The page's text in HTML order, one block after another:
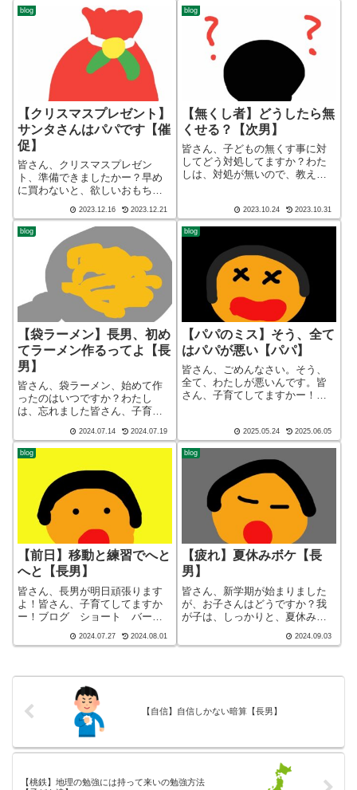
blog
【クリスマスプレゼント】
サンタさんはパパです【催
促】
皆さん、クリスマスプレゼン
ト、準備できましたかー？早め
に買わないと、欲しいおもちゃ
らに、このご時世、転売ヤーの
餌食になりかねません皆さん、
子育てしてますかー！ブログ
ショート バージョン（blog
short v...
2023.12.16 2023.12.21
blog
【無くし者】どうしたら無
くせる？【次男】
皆さん、子どもの無くす事に対
してどう対処してますか？わた
しは、対処が無いので、教えて
ト バージョン（blog short
ver）こんばんわ、迷答座布団ブ
ログの運営をしている ざぶ
2023.10.24 2023.10.31
blog
【袋ラーメン】長男、初め
てラーメン作るってよ【長
男】
皆さん、袋ラーメン、始めて作
ったのはいつですか？わたし
は、忘れました皆さん、子育て
ト バージョン（blog short
ver）こんばんわ、迷答座布団ブ
ログの運営をしているざぶ
(@meitou_zabuton)で...
2024.07.14 2024.07.19
blog
【パパのミス】そう、全て
はパパが悪い【パパ】
皆さん、ごめんなさい。そう、
全て、わたしが悪いんです。皆
さん、子育てしてますかー！ブ
迷答座布団ブログの運営をして
いるざぶ(@meitou_zabuton)で
す。わたしは4...
2025.05.24 2025.06.05
blog
【前日】移動と練習でへと
へと【長男】
皆さん、長男が明日頑張ります
よ！皆さん、子育てしてますか
ー！ブログ ショート バージ
わ、迷答座布団ブログの運営を
（シンパ...
2024.07.27 2024.08.01
blog
【疲れ】夏休みボケ【長
男】
皆さん、新学期が始まりました
が、お子さんはどうですか？我
が子は、しっかりと、夏休みボ
してますかー！ブログ ショー
ログの運営をしているざぶ
2024.09.03
【自信】自信しかない暗算【長男】
【桃鉄】地理の勉強には持って来いの勉強方法